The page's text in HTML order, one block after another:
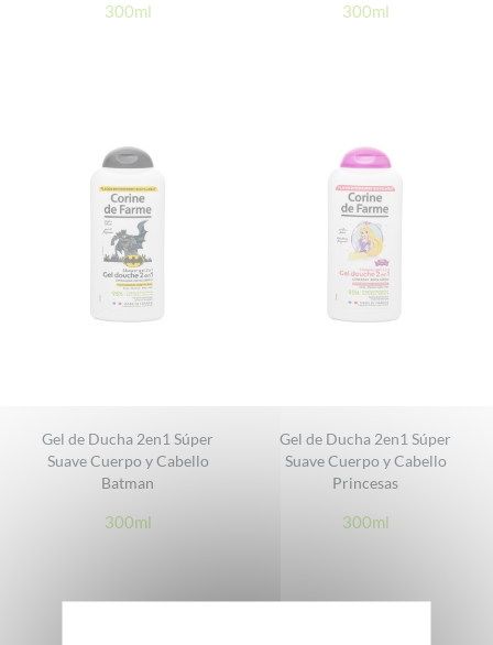
300ml 300ml
Gel de Ducha 2en1 Súper
Suave Cuerpo y Cabello
Batman
300ml
Gel de Ducha 2en1 Súper
Suave Cuerpo y Cabello
Princesas
300ml